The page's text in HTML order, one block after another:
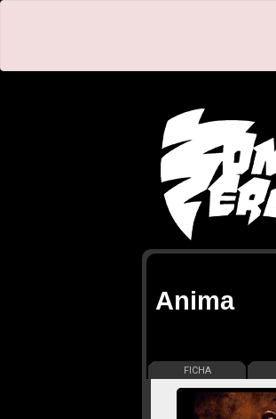
Anima
FICHA